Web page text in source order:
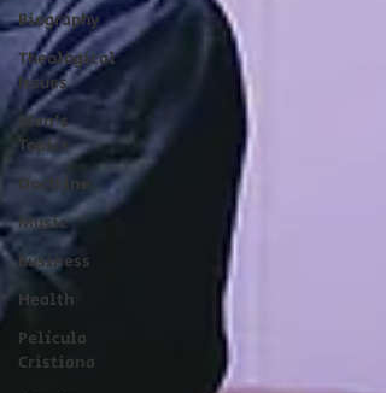
Biography
Theological
Issues
Men's
Topics
Doctrine
Music
Business
Health
Película
Cristiana